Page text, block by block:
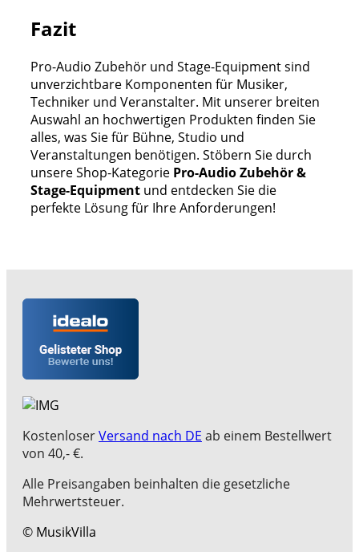
Fazit
Pro-Audio Zubehör und Stage-Equipment sind
unverzichtbare Komponenten für Musiker,
Techniker und Veranstalter. Mit unserer breiten
Auswahl an hochwertigen Produkten finden Sie
alles, was Sie für Bühne, Studio und
Veranstaltungen benötigen. Stöbern Sie durch
unsere Shop-Kategorie Pro-Audio Zubehör &
Stage-Equipment und entdecken Sie die
perfekte Lösung für Ihre Anforderungen!
KostenloserVersand nach DE ab einem Bestellwert
von 40,- €.
Alle Preisangaben beinhalten die gesetzliche
Mehrwertsteuer.
© MusikVilla